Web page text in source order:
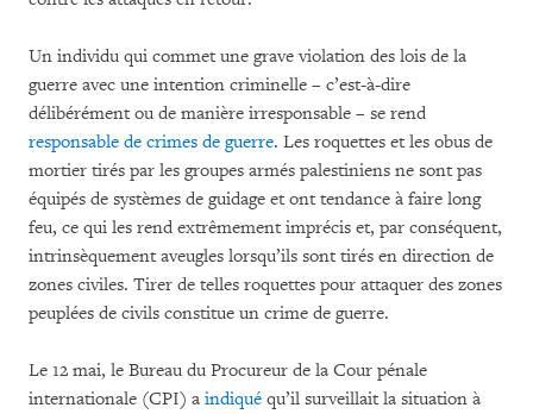
Un individu qui commet une grave violation des lois de la
guerre avec une intention criminelle – c’est-à-dire
délibérément ou de manière irresponsable – se rend
responsable de crimes de guerre. Les roquettes et les obus de
mortier tirés par les groupes armés palestiniens ne sont pas
équipés de systèmes de guidage et ont tendance à faire long
feu, ce qui les rend extrêmement imprécis et, par conséquent,
intrinsèquement aveugles lorsqu’ils sont tirés en direction de
zones civiles. Tirer de telles roquettes pour attaquer des zones
peuplées de civils constitue un crime de guerre.
Le 12 mai, le Bureau du Procureur de la Cour pénale
internationale (CPI) a indiqué qu’il surveillait la situation à